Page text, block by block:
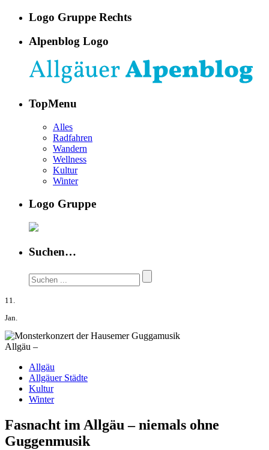
Logo Gruppe Rechts
Alpenblog Logo
TopMenu
Alles
Radfahren
Wandern
Wellness
Kultur
Winter
Logo Gruppe
Suchen…
11.
Jan.
Allgäu –
Allgäu
Allgäuer Städte
Kultur
Winter
Fasnacht im Allgäu – niemals ohne
Guggenmusik